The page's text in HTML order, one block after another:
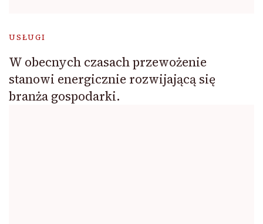
USŁUGI
W obecnych czasach przewożenie
stanowi energicznie rozwijającą się
branża gospodarki.